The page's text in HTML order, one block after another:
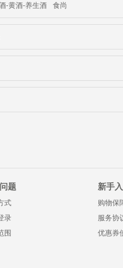
-黄酒-养生酒 食尚
题
式
录
围
新手
购物保
服务协
优惠券